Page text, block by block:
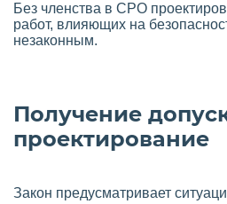
Без членства в СРО
работ, влияющих на
незаконным.
Получение
проектирование
Закон предусматривает